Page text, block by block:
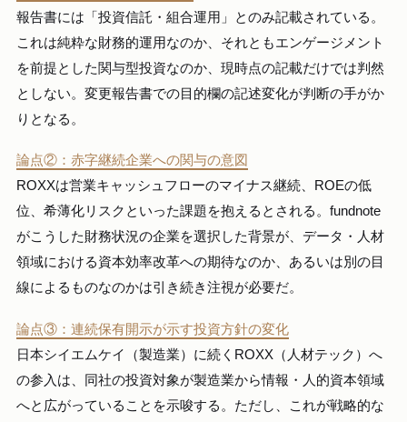
報告書には「投資信託・組合運用」とのみ記載されている。
これは純粋な財務的運用なのか、それともエンゲージメント
を前提とした関与型投資なのか、現時点の記載だけでは判然
としない。変更報告書での目的欄の記述変化が判断の手がか
りとなる。
論点②：赤字継続企業への関与の意図
ROXXは営業キャッシュフローのマイナス継続、ROEの低
位、希薄化リスクといった課題を抱えるとされる。fundnote
がこうした財務状況の企業を選択した背景が、データ・人材
領域における資本効率改革への期待なのか、あるいは別の目
線によるものなのかは引き続き注視が必要だ。
論点③：連続保有開示が示す投資方針の変化
日本シイエムケイ（製造業）に続くROXX（人材テック）へ
の参入は、同社の投資対象が製造業から情報・人的資本領域
へと広がっていることを示唆する。ただし、これが戦略的な